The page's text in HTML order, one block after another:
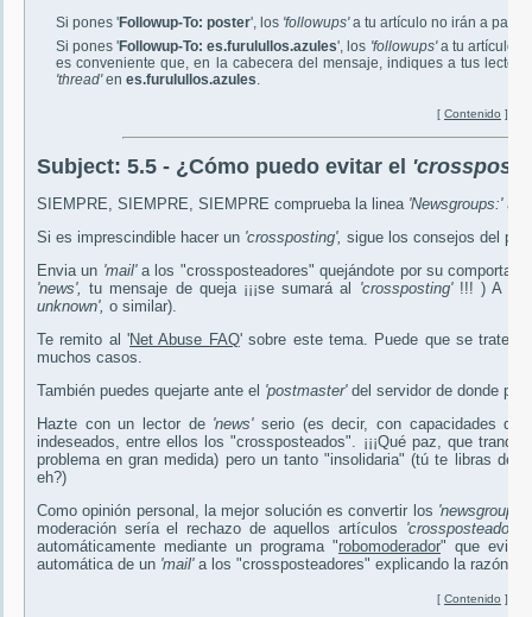
Si pones 'Followup-To: poster', los 'followups'a tu artículo no irán a
Si pones 'Followup-To: es.furulullos.azules', los 'followups'a tu artículo
es conveniente que, en la cabecera del mensaje, indiques a tus
'thread'en es.furulullos.azules.
[ Contenido ]
Subject: 5.5 - ¿Cómo puedo evitar el
SIEMPRE, SIEMPRE, SIEMPRE comprueba la linea 'Newsgroups:'
Si es imprescindible hacer un 'crossposting', sigue los consejos del
Envia un 'mail'a los "crossposteadores" quejándote por su
'news', tu mensaje de queja ¡¡¡se sumará al 'crossposting' !!! ) A
unknown', o similar).
Te remito al 'Net Abuse FAQ' sobre este tema. Puede que se trate
muchos casos.
También puedes quejarte ante el 'postmaster'del servidor de donde
Hazte con un lector de 'news' serio (es decir, con capacidades de '
indeseados, entre ellos los "crossposteados". ¡¡¡Qué paz, que
problema en gran medida) pero un tanto "insolidaria" (tú te libras del
eh?)
Como opinión personal, la mejor solución es convertir los 'newsgroups'
moderación sería el rechazo de aquellos artículos 'crossposteados',
automáticamente mediante un programa "robomoderador" que evite
automática de un 'mail' a los "crossposteadores" explicando la razón
[ Contenido ]